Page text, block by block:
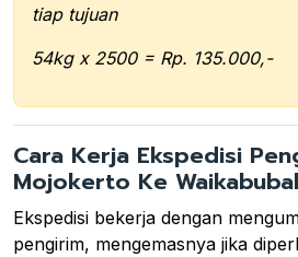
tiap tujuan
54kg x 2500 = Rp. 135.000,-
Cara Kerja Ekspedisi
Mojokerto Ke
Ekspedisi bekerja dengan
pengirim, mengemasnya jika